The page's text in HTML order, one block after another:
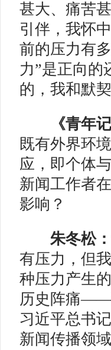
甚大、痛苦
引伴，我怀
前的压力有
力”是正向的
的，我和默
《青年
既有外界环
应，即个体
新闻工作者
影响 ？
朱冬松：
有压力，但
种压力产生
历史阵痛——
习近平总书
新闻传播领